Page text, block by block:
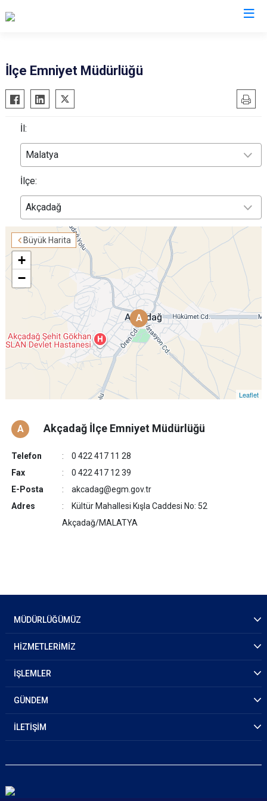
İlçe Emniyet Müdürlüğü
İl:
Malatya
İlçe:
Akçadağ
Büyük Harita
A
A
+
−
Leaflet
A Akçadağ İlçe Emniyet Müdürlüğü
Telefon
0 422 417 11 28
Fax
0 422 417 12 39
E-Posta
akcadag@egm.gov.tr
Adres
Kültür Mahallesi Kışla Caddesi No: 52
Akçadağ/MALATYA​
MÜDÜRLÜĞÜMÜZ
HİZMETLERİMİZ
İŞLEMLER
GÜNDEM
İLETİŞİM